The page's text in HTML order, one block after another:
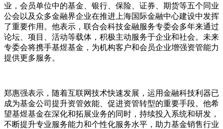
业，会员单位中的基金、银行、保险、证券、期货等五个同业
公会以及众多金融界企业在推进上海国际金融中心建设中发挥
了重要作用。他表示，联合会科技金融服务专委会多年来通过
论坛、项目、活动等载体，积极主动服务于企业和社会。未来
专委会将携手基煜基金，为机构客户和会员企业增强资管能力
提供更多服务。
郑惠强表示，随着互联网技术快速发展，运用金融科技利器已
成为基金公司提升资管效能、促进资管转型的重要手段。他希
望基煜基金在深化和拓展业务的同时，持续投入系统和研发，
不断提升专业服务能力和个性化服务水平，助力基金销售行业